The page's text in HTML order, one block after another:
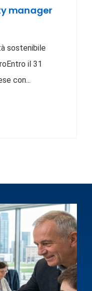
manager
sostenibile
il 31
con...